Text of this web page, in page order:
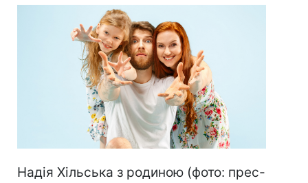
Надія Хільська з родиною (фото: прес-